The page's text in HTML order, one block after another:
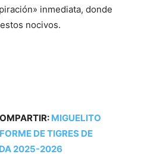
inmediata, donde
nocivos.
MIGUELITO
DE TIGRES DE
2025-2026